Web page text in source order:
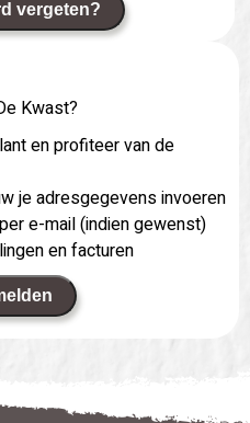
vergeten?
Kwast?
en profiteer van de
je adresgegevens invoeren
e-mail (indien gewenst)
en facturen